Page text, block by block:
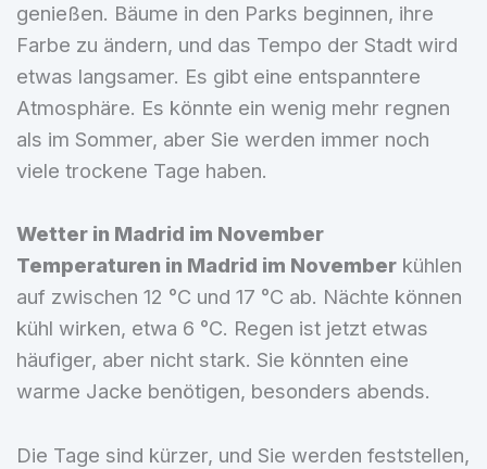
genießen. Bäume in den Parks beginnen, ihre
Farbe zu ändern, und das Tempo der Stadt wird
etwas langsamer. Es gibt eine entspanntere
Atmosphäre. Es könnte ein wenig mehr regnen
als im Sommer, aber Sie werden immer noch
viele trockene Tage haben.
Wetter in Madrid im November
Temperaturen in Madrid im Novemberkühlen
auf zwischen 12 °C und 17 °C ab. Nächte können
kühl wirken, etwa 6 °C. Regen ist jetzt etwas
häufiger, aber nicht stark. Sie könnten eine
warme Jacke benötigen, besonders abends.
Die Tage sind kürzer, und Sie werden feststellen,